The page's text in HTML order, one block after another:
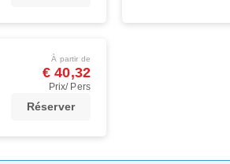
À partir de
€ 40,32
Prix/ Pers
Réserver